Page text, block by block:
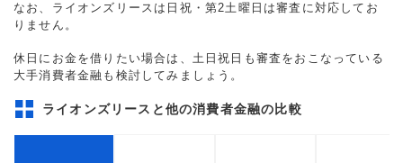
なお、ライオンズリースは日祝・第2土曜日は審査に対応してお
りません。
休日にお金を借りたい場合は、土日祝日も審査をおこなっている
大手消費者金融も検討してみましょう。
ライオンズリースと他の消費者金融の比較